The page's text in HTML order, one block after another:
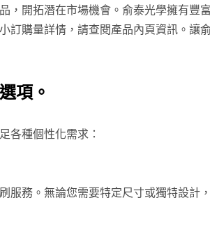
，開拓潛在市場機會。俞泰光學擁有豐
訂購量詳情，請查閱產品內頁資訊。讓
項。
各種個性化需求：
服務。無論您需要特定尺寸或獨特設計